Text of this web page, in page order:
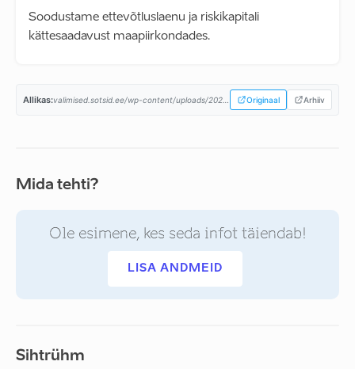
Soodustame ettevõtluslaenu ja riskikapitali
kättesaadavust maapiirkondades.
Allikas: Originaal Arhiiv
Mida tehti?
Ole esimene, kes seda infot täiendab!
LISA ANDMEID
Sihtrühm